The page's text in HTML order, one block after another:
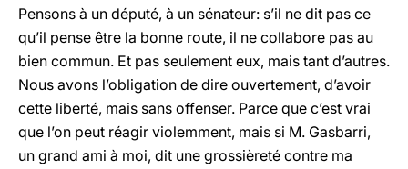
Pensons à un député, à un sénateur: s’il ne dit pas ce
qu’il pense être la bonne route, il ne collabore pas au
bien commun. Et pas seulement eux, mais tant d’autres.
Nous avons l’obligation de dire ouvertement, d’avoir
cette liberté, mais sans offenser. Parce que c’est vrai
que l’on peut réagir violemment, mais si M. Gasbarri,
un grand ami à moi, dit une grossièreté contre ma